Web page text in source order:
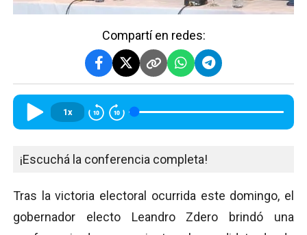
Compartí en redes:
1x
¡Escuchá la conferencia completa!
Tras la victoria electoral ocurrida este domingo, el
gobernador electo Leandro Zdero brindó una